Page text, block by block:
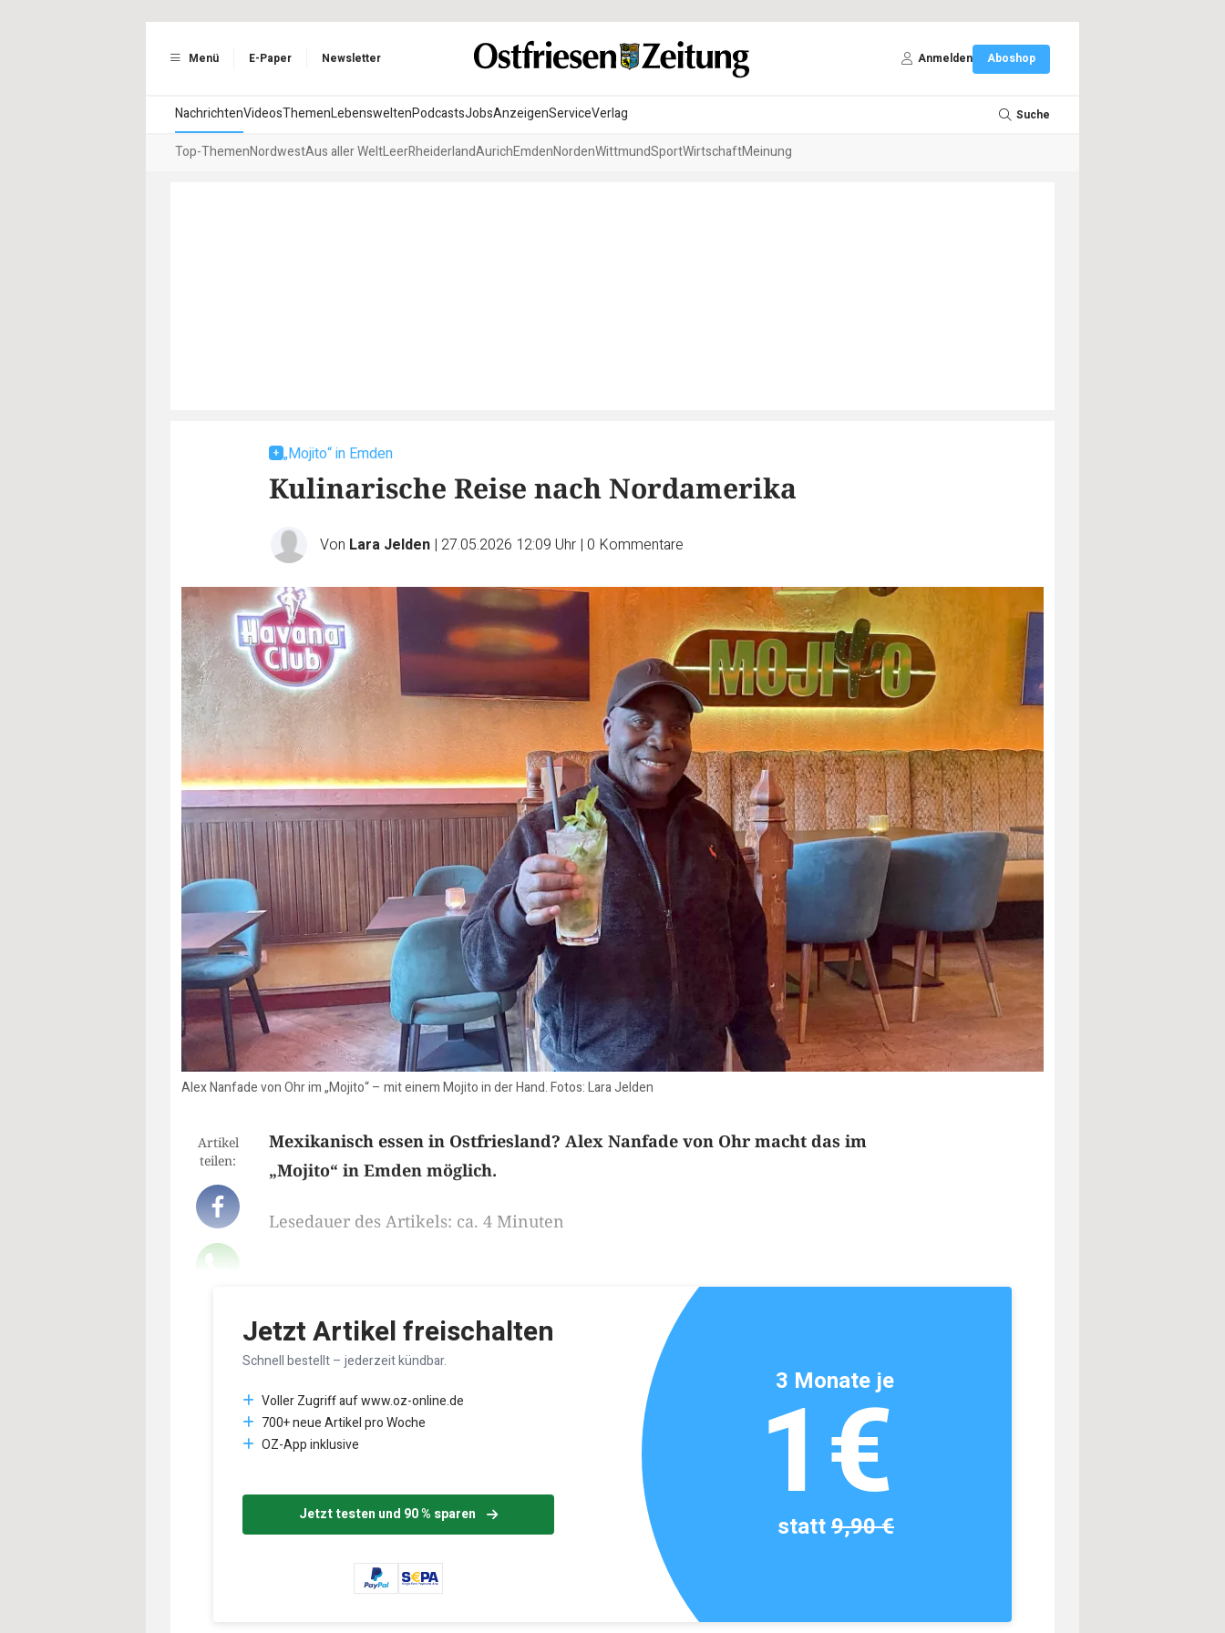
Menü E-Paper Newsletter Anmelden Aboshop
NachrichtenVideosThemenLebensweltenPodcastsJobsAnzeigenServiceVerlag Suche
Top-ThemenNordwestAus aller WeltLeerRheiderlandAurichEmdenNordenWittmundSportWirtschaftMeinung
„Mojito“ in Emden
Kulinarische Reise nach Nordamerika
Von Lara Jelden | 27.05.2026 12:09 Uhr | 0 Kommentare
Alex Nanfade von Ohr im „Mojito“ – mit einem Mojito in der Hand. Fotos: Lara Jelden
Artikel
teilen:
Mexikanisch essen in Ostfriesland? Alex Nanfade von Ohr macht das im
„Mojito“ in Emden möglich.
Lesedauer des Artikels: ca. 4 Minuten
Jetzt Artikel freischalten
Schnell bestellt – jederzeit kündbar.
Voller Zugriff auf www.oz-online.de
700+ neue Artikel pro Woche
OZ-App inklusive
Jetzt testen und 90 % sparen
3 Monate je
1€
statt9,90 €